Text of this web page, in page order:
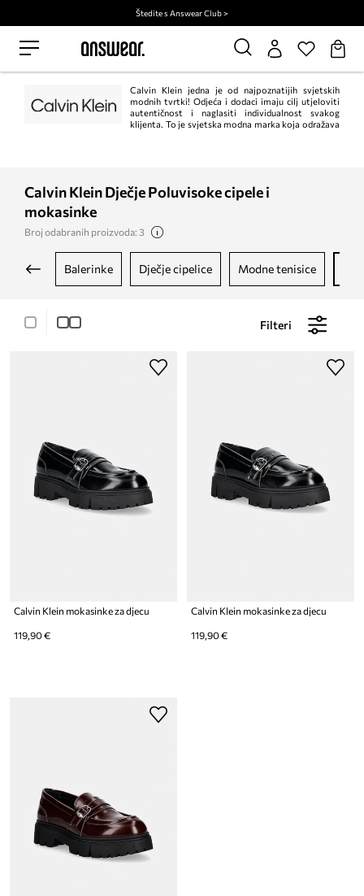
Štedite s Answear Club >
Calvin Klein jedna je od najpoznatijih svjetskih
modnih tvrtki! Odjeća i dodaci imaju cilj utjeloviti
autentičnost i naglasiti individualnost svakog
klijenta. To je svjetska modna marka koja odražava
Calvin Klein Dječje Poluvisoke cipele i
mokasinke
Broj odabranih proizvoda: 3
balerinke dječje cipelice modne tenisice
Filteri
Calvin Klein mokasinke za djecu
119,90 €
Calvin Klein mokasinke za djecu
119,90 €